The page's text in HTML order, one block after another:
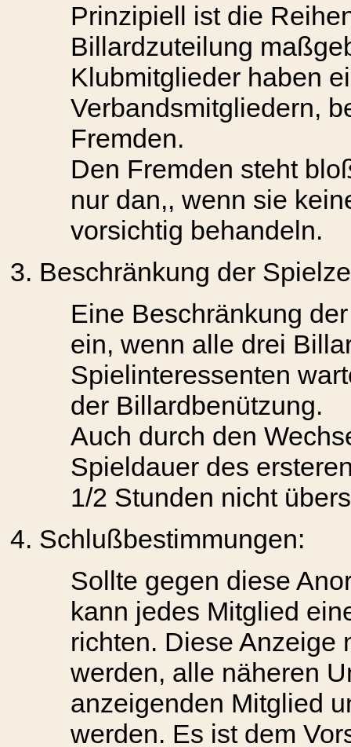
Prinzipiell ist die
Billardzuteilung
Klubmitglieder haben
Verbandsmitgliedern,
Fremden.
Den Fremden steht
nur dan,, wenn sie
vorsichtig behandeln.
Beschränkung der
Eine Beschränkung
ein, wenn alle drei
Spielinteressenten
der Billardbenützung.
Auch durch den
Spieldauer des
1/2 Stunden nicht
Schlußbestimmungen:
Sollte gegen diese
kann jedes Mitglied
richten. Diese Anzeige
werden, alle näheren
anzeigenden Mitglied
werden. Es ist dem